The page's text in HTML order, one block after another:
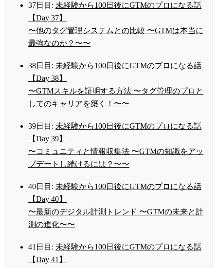
37日目: 未経験から100日後にGTMのプロになる話
【Day 37】
〜他のタグ管理システムとの比較 〜GTMは本当に
最強なのか？〜〜
38日目: 未経験から100日後にGTMのプロになる話
【Day 38】
〜GTMスキルを証明する方法 〜タグ管理のプロと
してのキャリアを築く！〜〜
39日目: 未経験から100日後にGTMのプロになる話
【Day 39】
〜コミュニティと情報収集法 〜GTMの知識をアッ
プデートし続けるには？〜〜
40日目: 未経験から100日後にGTMのプロになる話
【Day 40】
〜最新のデジタル計測トレンド 〜GTMの未来と計
測の進化〜〜
41日目: 未経験から100日後にGTMのプロになる話
【Day 41】